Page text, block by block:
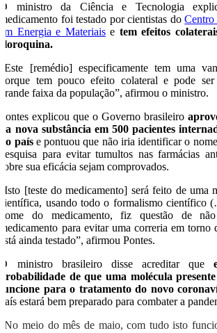
O ministro da Ciência e Tecnologia
medicamento foi testado por cientistas doCentro
em Energia e Materiaise tem efeitos
cloroquina.
“Este [remédio] especificamente tem uma
porque tem pouco efeito colateral e pode
grande faixa da população”, afirmou o ministro.
Pontes explicou que o Governo brasileiro
da nova substância em 500 pacientes
do paíse pontuou que não iria identificar o
pesquisa para evitar tumultos nas farmácias
sobre sua eficácia sejam comprovados.
“Isto [teste do medicamento] será feito de uma
científica, usando todo o formalismo científico
nome do medicamento, fiz questão de
medicamento para evitar uma correria em torno
está ainda testado”, afirmou Pontes.
O ministro brasileiro disse acreditar que
probabilidade de que uma molécula
funcione para o tratamento do novo
país estará bem preparado para combater a
“No meio do mês de maio, com tudo isto